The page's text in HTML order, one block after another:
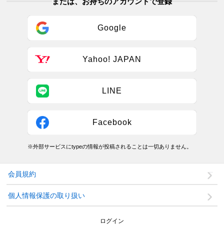
Google
Yahoo! JAPAN
LINE
Facebook
※外部サービスにtypeの情報が投稿されることは一切ありません。
会員規約
個人情報保護の取り扱い
ログイン